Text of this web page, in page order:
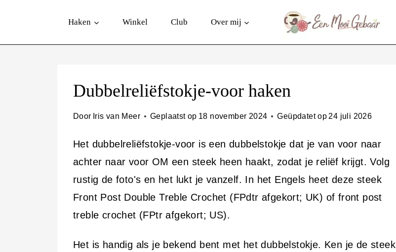
o
Haken Winkel Club Over mij
Dubbelreliëfstokje-voor haken
Door Iris van Meer Geplaatst op 18 november 2024 Geüpdatet op 24 juli 2026
Het dubbelreliëfstokje-voor is een dubbelstokje dat je van voor naar
achter naar voor OM een steek heen haakt, zodat je reliëf krijgt. Volg
rustig de foto's en het lukt je vanzelf. In het Engels heet deze steek
Front Post Double Treble Crochet (FPdtr afgekort; UK) of front post
treble crochet (FPtr afgekort; US).
Het is handig als je bekend bent met het dubbelstokje. Ken je de steek